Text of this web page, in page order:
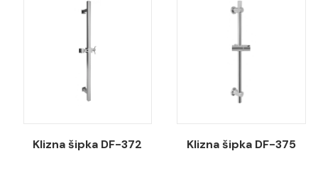
Klizna šipka DF-372 Klizna šipka DF-375